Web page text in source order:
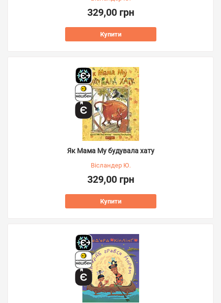
329,00 грн
Купити
Як Мама Му будувала хату
Вісландер Ю.
329,00 грн
Купити